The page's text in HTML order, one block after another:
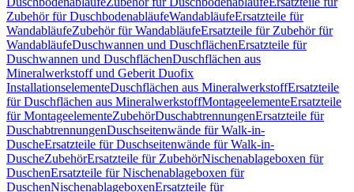
Zubehör für DuschbodenabläufeWandabläufeErsatzteile für
WandabläufeZubehör für WandabläufeErsatzteile für Zubehör für
WandabläufeDuschwannen und DuschflächenErsatzteile für
Duschwannen und DuschflächenDuschflächen aus
Mineralwerkstoff und Geberit Duofix
InstallationselementeDuschflächen aus MineralwerkstoffErsatzteile
für Duschflächen aus MineralwerkstoffMontageelementeErsatzteile
für MontageelementeZubehörDuschabtrennungenErsatzteile für
DuschabtrennungenDuschseitenwände für Walk-in-
DuscheErsatzteile für Duschseitenwände für Walk-in-
DuscheZubehörErsatzteile für ZubehörNischenablageboxen für
DuschenErsatzteile für Nischenablageboxen für
DuschenNischenablageboxenErsatzteile für